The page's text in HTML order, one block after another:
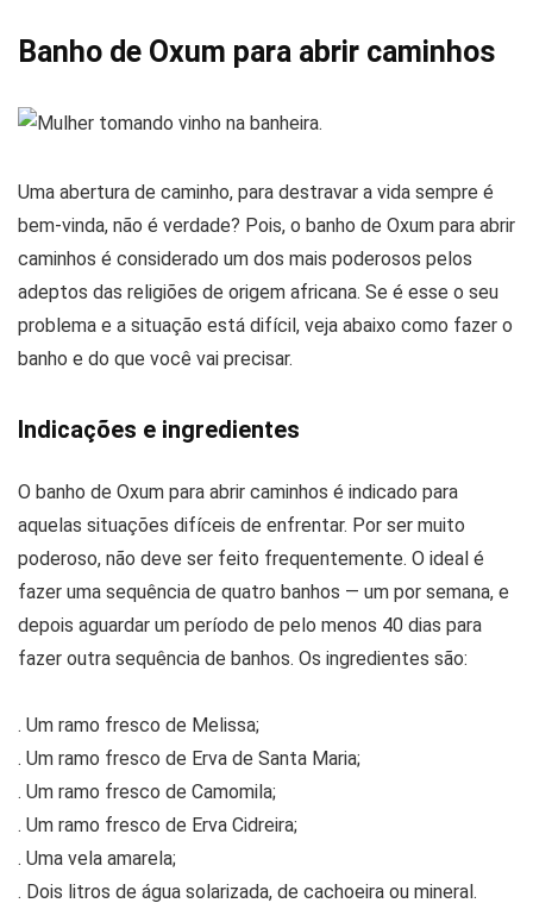
Banho de Oxum para abrir caminhos
Uma abertura de caminho, para destravar a vida sempre é
bem-vinda, não é verdade? Pois, o banho de Oxum para abrir
caminhos é considerado um dos mais poderosos pelos
adeptos das religiões de origem africana. Se é esse o seu
problema e a situação está difícil, veja abaixo como fazer o
banho e do que você vai precisar.
Indicações e ingredientes
O banho de Oxum para abrir caminhos é indicado para
aquelas situações difíceis de enfrentar. Por ser muito
poderoso, não deve ser feito frequentemente. O ideal é
fazer uma sequência de quatro banhos — um por semana, e
depois aguardar um período de pelo menos 40 dias para
fazer outra sequência de banhos. Os ingredientes são:
. Um ramo fresco de Melissa;
. Um ramo fresco de Erva de Santa Maria;
. Um ramo fresco de Camomila;
. Um ramo fresco de Erva Cidreira;
. Uma vela amarela;
. Dois litros de água solarizada, de cachoeira ou mineral.